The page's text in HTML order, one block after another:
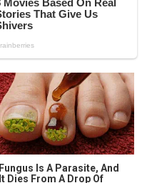
Fungus Is A Parasite, And
It Dies From A Drop Of